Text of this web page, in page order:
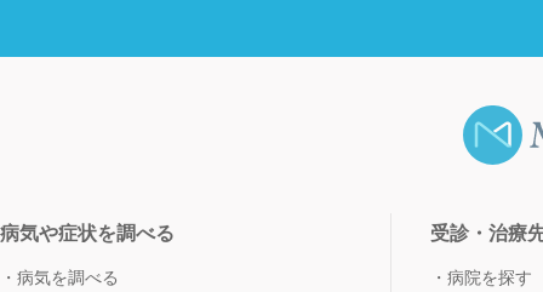
病気や症状を調べる
病気を調べる
受診・治療
病院を探す